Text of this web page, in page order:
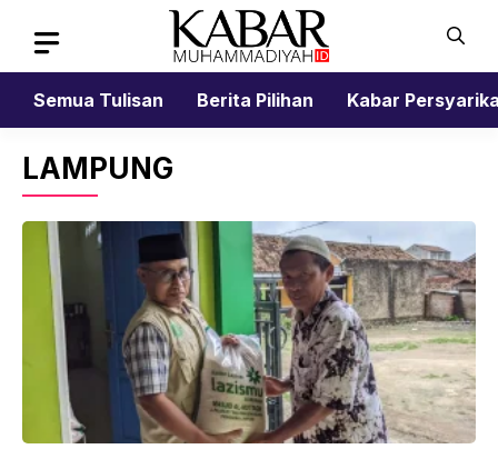
content
Semua Tulisan
Berita Pilihan Kabar
LAMPUNG